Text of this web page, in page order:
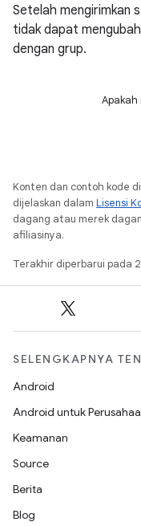
Setelah mengirimkan
tidak dapat
dengan grup.
Apakah
Konten dan contoh kode
dijelaskan dalam Lisensi
dagang atau merek
afiliasinya.
Terakhir diperbarui pada
SELENGKAPNYA
Android
Android untuk
Keamanan
Source
Berita
Blog